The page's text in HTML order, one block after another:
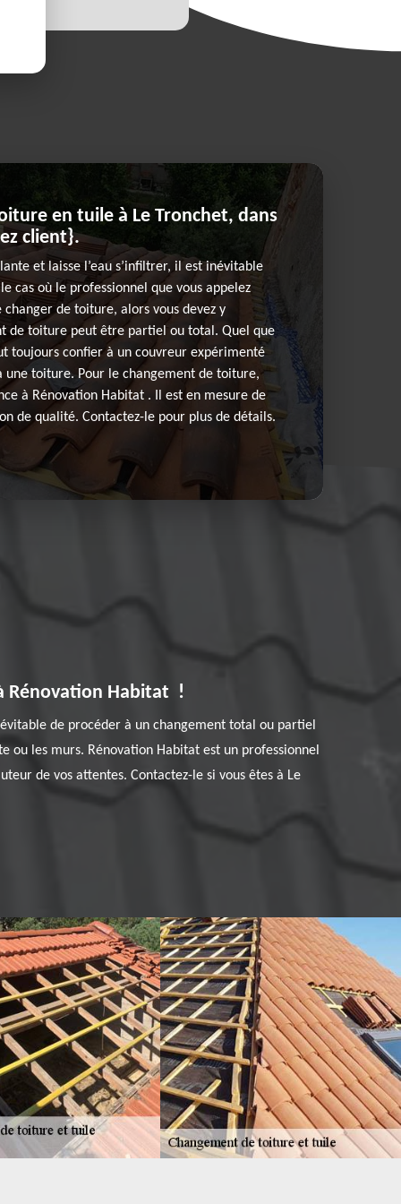
en tuile à Le Tronchet, dans
client}.
et laisse l’eau s’infiltrer, il est inévitable
cas où le professionnel que vous appelez
changer de toiture, alors vous devez y
de toiture peut être partiel ou total. Quel que
toujours confier à un couvreur expérimenté
une toiture. Pour le changement de toiture,
à Rénovation Habitat . Il est en mesure de
de qualité. Contactez-le pour plus de détails.
Rénovation Habitat !
de procéder à un changement total ou partiel
ou les murs. Rénovation Habitat est un professionnel
de vos attentes. Contactez-le si vous êtes à Le